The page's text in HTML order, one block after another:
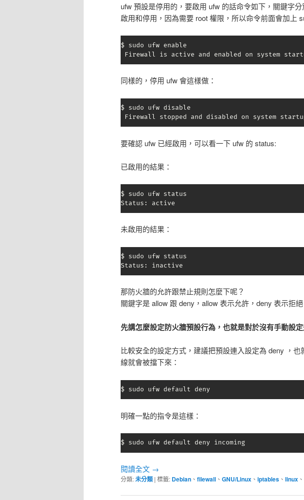
ufw 預設是停用的，要啟用 ufw 的話命令如下，關鍵字
啟用和停用，因為需要 root 權限，所以命令前面會加上
$ sudo ufw enable
Firewall is active and enabled on system
同樣的，停用 ufw 會這樣做：
$ sudo ufw disable
Firewall stopped and disabled on system
要確認 ufw 已經啟用，可以看一下 ufw 的 status:
已啟用的結果：
$ sudo ufw status
Status: active
未啟用的結果：
$ sudo ufw status
Status: inactive
那防火牆的允許跟禁止規則怎麼下呢？
關鍵字是 allow 跟 deny，allow 表示允許，deny 表示拒絕
先講怎麼設定防火牆預設行為，也就是對於沒有手動設
比較安全的設定方式，建議把預設連入設定為 deny ，
線就會被擋下來：
$ sudo ufw default deny
明確一點的指令是這樣：
$ sudo ufw default deny incoming
閱讀全文 →
分類:未分類 | 標籤: Debian 、 filewall 、 GNU/Linux 、 iptables 、 linux 、